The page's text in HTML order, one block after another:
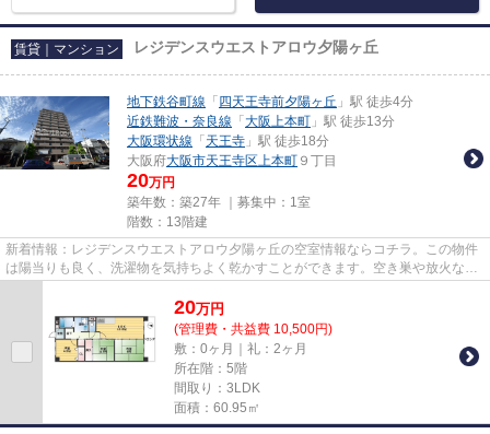
賃貸｜マンション レジデンスウエストアロウ夕陽ヶ丘
地下鉄谷町線 「 四天王寺前夕陽ヶ丘 」駅 徒歩4分
近鉄難波・奈良線 「 大阪上本町 」駅 徒歩13分
大阪環状線 「 天王寺 」駅 徒歩18分
大阪府大阪市天王寺区上本町 ９丁目
20万円
築年数：築27年 ｜募集中： 1室
階数：13階建
新着情報：レジデンスウエストアロウ夕陽ヶ丘の空室情報ならコチラ。この物件
は陽当りも良く、洗濯物を気持ちよく乾かすことができます。空き巣や放火など
20万円
(管理費・共益費 10,500円)
敷：0ヶ月｜礼：2ヶ月
所在階：5階
間取り：3LDK
面積：60.95㎡